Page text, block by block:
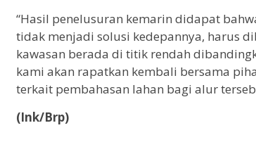
“Hasil penelusuran kemarin didapat
tidak menjadi solusi kedepannya, harus
kawasan berada di titik rendah
kami akan rapatkan kembali bersama
terkait pembahasan lahan bagi alur
(Ink/Brp)